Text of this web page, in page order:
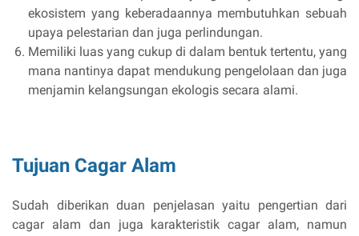
ekosistem yang keberadaannya membutuhkan sebuah
upaya pelestarian dan juga perlindungan.
Memiliki luas yang cukup di dalam bentuk tertentu, yang
mana nantinya dapat mendukung pengelolaan dan juga
menjamin kelangsungan ekologis secara alami.
Tujuan Cagar Alam
Sudah diberikan duan penjelasan yaitu pengertian dari
cagar alam dan juga karakteristik cagar alam, namun